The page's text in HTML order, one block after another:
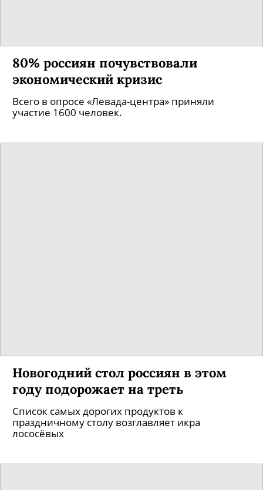
80% россиян почувствовали
экономический кризис
Всего в опросе «Левада-центра» приняли
участие 1600 человек.
Новогодний стол россиян в этом
году подорожает на треть
Список самых дорогих продуктов к
праздничному столу возглавляет икра
лососёвых